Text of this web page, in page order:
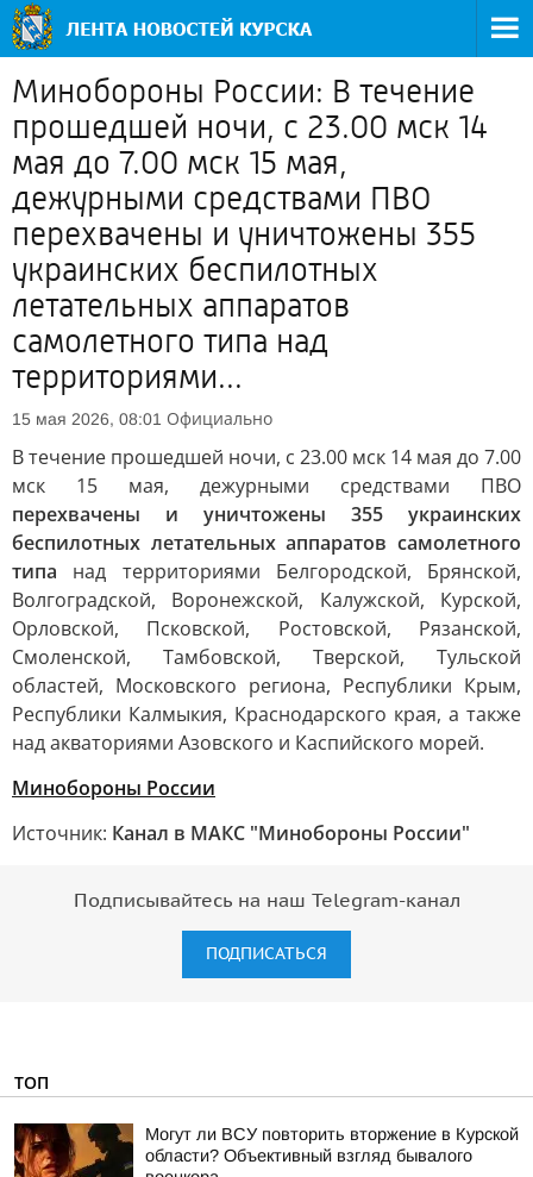
Минобороны России: В течение
прошедшей ночи, с 23.00 мск 14
мая до 7.00 мск 15 мая,
дежурными средствами ПВО
перехвачены и уничтожены 355
украинских беспилотных
летательных аппаратов
самолетного типа над
территориями...
15 мая 2026, 08:01 Официально
В течение прошедшей ночи, с 23.00 мск 14 мая до 7.00
мск 15 мая, дежурными средствами ПВО
перехвачены и уничтожены 355 украинских
беспилотных летательных аппаратов самолетного
типа над территориями Белгородской, Брянской,
Волгоградской, Воронежской, Калужской, Курской,
Орловской, Псковской, Ростовской, Рязанской,
Смоленской, Тамбовской, Тверской, Тульской
областей, Московского региона, Республики Крым,
Республики Калмыкия, Краснодарского края, а также
над акваториями Азовского и Каспийского морей.
Минобороны России
Источник: Канал в МАКС "Минобороны России"
Подписывайтесь на наш Telegram-канал
ПОДПИСАТЬСЯ
ТОП
Могут ли ВСУ повторить вторжение в Курской
области? Объективный взгляд бывалого